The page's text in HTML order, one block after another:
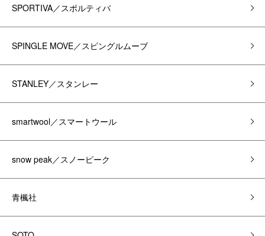
SPORTIVA／スポルティバ
SPINGLE MOVE／スピングルムーブ
STANLEY／スタンレー
smartwool／スマートウール
snow peak／スノーピーク
青楓社